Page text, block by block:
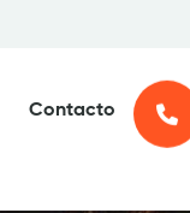
Contacto